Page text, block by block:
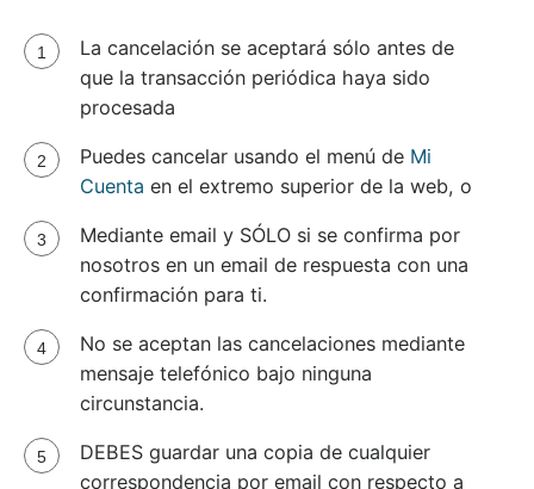
La cancelación se aceptará sólo antes de
que la transacción periódica haya sido
procesada
Puedes cancelar usando el menú de Mi
Cuenta en el extremo superior de la web, o
Mediante email y SÓLO si se confirma por
nosotros en un email de respuesta con una
confirmación para ti.
No se aceptan las cancelaciones mediante
mensaje telefónico bajo ninguna
circunstancia.
DEBES guardar una copia de cualquier
correspondencia por email con respecto a